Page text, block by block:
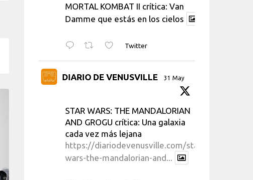
MORTAL KOMBAT II crítica: Van
Damme que estás en los cielos
Twitter
DIARIO DE VENUSVILLE 31 May
STAR WARS: THE MANDALORIAN
AND GROGU crítica: Una galaxia
cada vez más lejana
https://diariodevenusville.com/star-
wars-the-mandalorian-and...